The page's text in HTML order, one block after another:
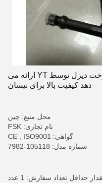
105118-7982 تزریق کننده سوخت دیزل توسط YT ارائه می
دهد کیفیت بالا برای نیسان
محل منبع: چین
نام تجاری: FSK
گواهی: CE , ISO9001
شماره مدل: 105118-7982
حداقل تعداد سفارش: 1 عدد